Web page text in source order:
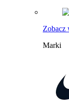
Zobacz
Marki